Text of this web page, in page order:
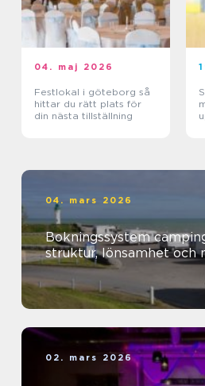
04. maj 2026
Festlokal i göteborg så
hittar du rätt plats för
din nästa tillställning
04. mars 2026
Bokningssystem camping så skapar
struktur, lönsamhet och
02. mars 2026